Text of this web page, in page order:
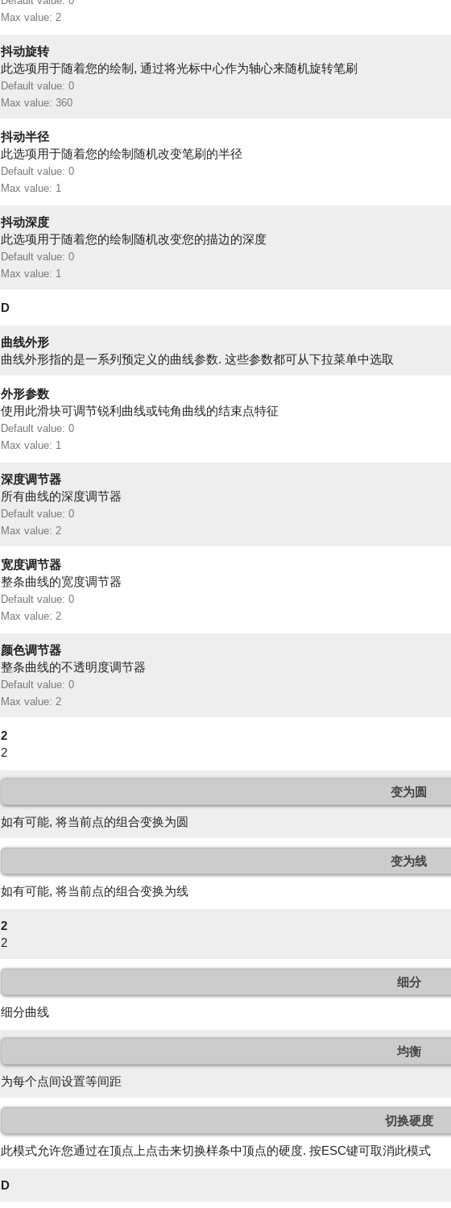
Max value: 2
抖动旋转
此选项用于随着您的绘制, 通过将光标中心作为轴心来随机旋转笔刷
Default value: 0
Max value: 360
抖动半径
此选项用于随着您的绘制随机改变笔刷的半径
Default value: 0
Max value: 1
抖动深度
此选项用于随着您的绘制随机改变您的描边的深度
Default value: 0
Max value: 1
D
曲线外形
曲线外形指的是一系列预定义的曲线参数. 这些参数都可从下拉菜单中选取
外形参数
使用此滑块可调节锐利曲线或钝角曲线的结束点特征
Default value: 0
Max value: 1
深度调节器
所有曲线的深度调节器
Default value: 0
Max value: 2
宽度调节器
整条曲线的宽度调节器
Default value: 0
Max value: 2
颜色调节器
整条曲线的不透明度调节器
Default value: 0
Max value: 2
2
2
变为圆
如有可能, 将当前点的组合变换为圆
变为线
如有可能, 将当前点的组合变换为线
2
2
细分
细分曲线
均衡
为每个点间设置等间距
切换硬度
此模式允许您通过在顶点上点击来切换样条中顶点的硬度. 按ESC键可取消此模式
D